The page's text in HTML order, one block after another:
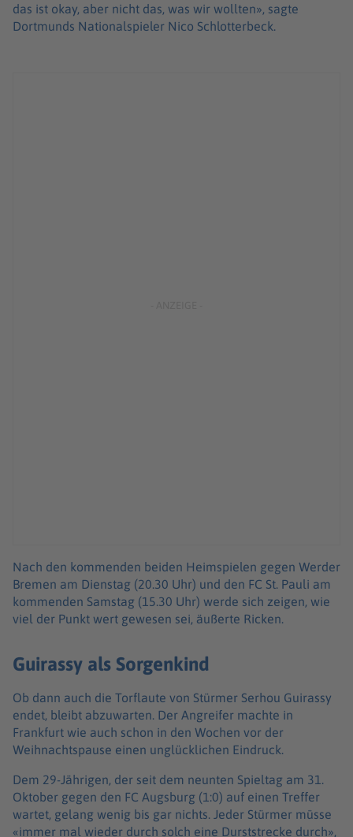
das ist okay, aber nicht das, was wir wollten», sagte
Dortmunds Nationalspieler Nico Schlotterbeck.
Nach den kommenden beiden Heimspielen gegen Werder
Bremen am Dienstag (20.30 Uhr) und den FC St. Pauli am
kommenden Samstag (15.30 Uhr) werde sich zeigen, wie
viel der Punkt wert gewesen sei, äußerte Ricken.
Guirassy als Sorgenkind
Ob dann auch die Torflaute von Stürmer Serhou Guirassy
endet, bleibt abzuwarten. Der Angreifer machte in
Frankfurt wie auch schon in den Wochen vor der
Weihnachtspause einen unglücklichen Eindruck.
Dem 29-Jährigen, der seit dem neunten Spieltag am 31.
Oktober gegen den FC Augsburg (1:0) auf einen Treffer
wartet, gelang wenig bis gar nichts. Jeder Stürmer müsse
«immer mal wieder durch solch eine Durststrecke durch»,